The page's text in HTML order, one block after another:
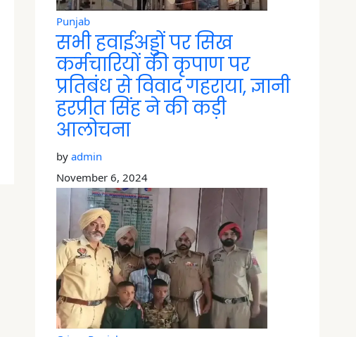
Punjab
सभी हवाईअड्डों पर सिख
कर्मचारियों की कृपाण पर
प्रतिबंध से विवाद गहराया, ज्ञानी
हरप्रीत सिंह ने की कड़ी
आलोचना
by admin
November 6, 2024